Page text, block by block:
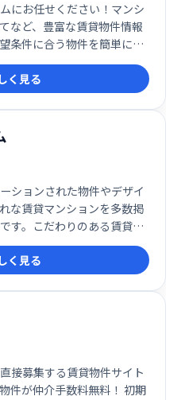
にお任せください！マンシ
など、豊富な賃貸物件情報
条件に合う物件を簡単に見
ズな賃貸契約をサポートし
、ハウスコムから始めまし
く見る
ションされた物件やデザイ
な賃貸マンションを多数掲
す。こだわりのある賃貸物
です。豊富な写真や動画
かり確認できます。理想の
で始めましょう！
く見る
接募集する賃貸物件サイト
件が仲介手数料無料！ 初期